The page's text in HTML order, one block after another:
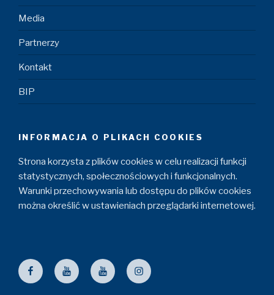
Media
Partnerzy
Kontakt
BIP
INFORMACJA O PLIKACH COOKIES
Strona korzysta z plików cookies w celu realizacji funkcji
statystycznych, społecznościowych i funkcjonalnych.
Warunki przechowywania lub dostępu do plików cookies
można określić w ustawieniach przeglądarki internetowej.
FacebookZZM
YouTube
Maszyniści
YouTube
Instagram